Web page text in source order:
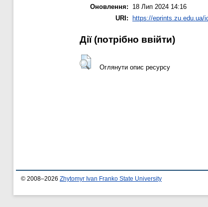
Оновлення:
18 Лип 2024 14:16
URI:
https://eprints.zu.edu.ua/
Дії ​​(потрібно ввійти)
Оглянути опис ресурсу
© 2008–2026 Zhytomyr Ivan Franko State University